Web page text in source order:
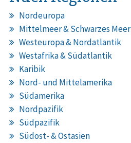
Nordeuropa
Mittelmeer & Schwarzes Meer
Westeuropa & Nordatlantik
Westafrika & Südatlantik
Karibik
Nord- und Mittelamerika
Südamerika
Nordpazifik
Südpazifik
Südost- & Ostasien